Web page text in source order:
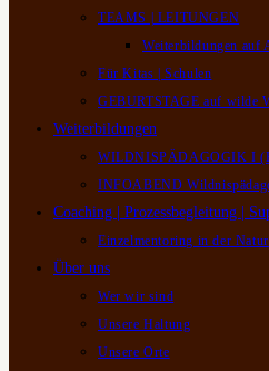
TEAMS | LEITUNGEN
Weiterbildungen auf
Für Kitas | Schulen
GEBURTSTAGE auf wilde
Weiterbildungen
WILDNISPÄDAGOGIK I
INFOABEND
Coaching | Prozessbegleitung |
Einzelmentoring in der Natur
Über uns
Wer wir sind
Unsere Haltung
Unsere Orte